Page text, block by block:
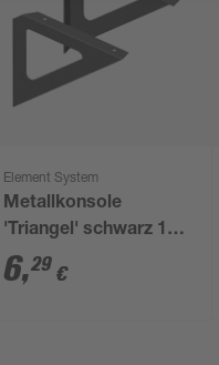
Element System
Metallkonsole
'Triangel' schwarz 19
x 19 cm
6,29 €